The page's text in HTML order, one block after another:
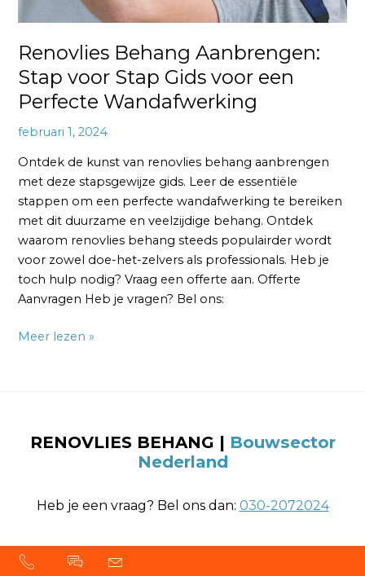
Renovlies Behang Aanbrengen:
Stap voor Stap Gids voor een
Perfecte Wandafwerking
februari 1, 2024
Ontdek de kunst van renovlies behang aanbrengen
met deze stapsgewijze gids. Leer de essentiële
stappen om een perfecte wandafwerking te bereiken
met dit duurzame en veelzijdige behang. Ontdek
waarom renovlies behang steeds populairder wordt
voor zowel doe-het-zelvers als professionals. Heb je
toch hulp nodig? Vraag een offerte aan. Offerte
Aanvragen Heb je vragen? Bel ons:
Wandafwerking
Meer lezen »
RENOVLIES BEHANG | Bouwsector
Nederland
Heb je een vraag? Bel ons dan: 030-2072024